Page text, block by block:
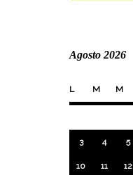
Agosto 2026
L M M
3 4 5
10 11 12